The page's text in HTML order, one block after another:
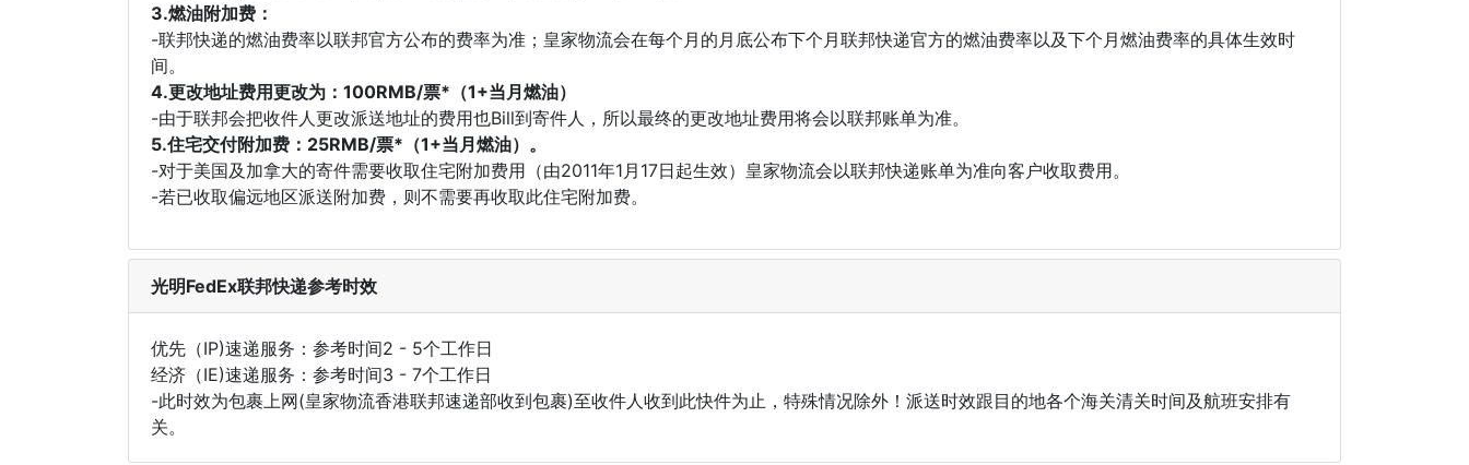
3.燃油附加费：
-联邦快递的燃油费率以联邦官方公布的费率为准；皇家物流会在每个月的月底公布下个月联邦快递官方的燃油费率以及下个月燃油费率的具体生效时
间。
4.更改地址费用更改为：100RMB/票*（1+当月燃油）
-由于联邦会把收件人更改派送地址的费用也Bill到寄件人，所以最终的更改地址费用将会以联邦账单为准。
5.住宅交付附加费：25RMB/票*（1+当月燃油）。
-对于美国及加拿大的寄件需要收取住宅附加费用（由2011年1月17日起生效）皇家物流会以联邦快递账单为准向客户收取费用。
-若已收取偏远地区派送附加费，则不需要再收取此住宅附加费。
光明FedEx联邦快递参考时效
优先（IP)速递服务：参考时间2 - 5个工作日
经济（IE)速递服务：参考时间3 - 7个工作日
-此时效为包裹上网(皇家物流香港联邦速递部收到包裹)至收件人收到此快件为止，特殊情况除外！派送时效跟目的地各个海关清关时间及航班安排有
关。